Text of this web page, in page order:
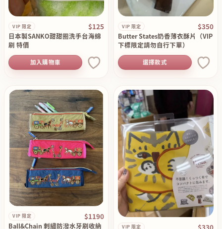
VIP 限定 $125
日本製SANKO甜甜圈洗手台海綿
刷 特價
加入購物車
VIP 限定 $350
Butter States奶香薄衣酥片（VIP
下標限定請勿自行下單）
選擇款式
VIP 限定 $1190
Ball&Chain 刺繡防潑水牙刷收納 VIP 限定 $330